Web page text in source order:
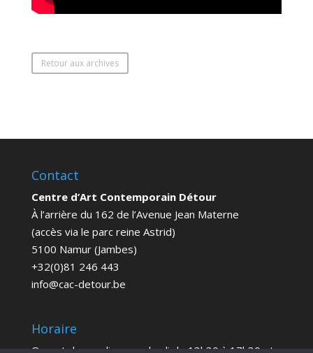
Retour aux archives
Contact
Centre d’Art Contemporain Détour
À l’arrière du 162 de l’Avenue Jean Materne
(accès via le parc reine Astrid)
5100 Namur (Jambes)
+32(0)81 246 443
info@cac-detour.be
Horaire
Ouvert du mardi au vendredi de 13h30 à 17h30 et